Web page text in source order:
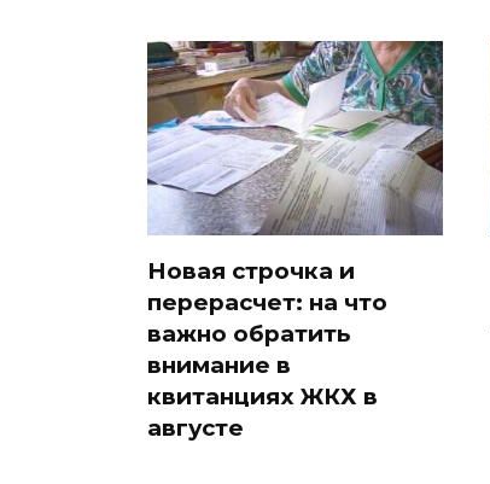
Новая строчка и
перерасчет: на что
важно обратить
внимание в
квитанциях ЖКХ в
августе